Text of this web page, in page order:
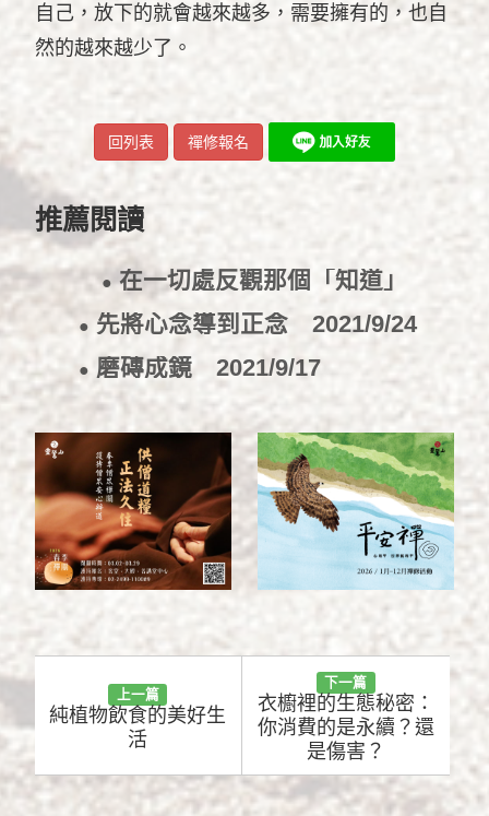
自己，放下的就會越來越多，需要擁有的，也自
然的越來越少了。
回列表 禪修報名
推薦閱讀
●在一切處反觀那個「知道」
2021/11/16
● 先將心念導到正念 2021/9/24
● 磨磚成鏡 2021/9/17
上一篇
純植物飲食的美好生
活
下一篇
衣櫥裡的生態秘密：
你消費的是永續？還
是傷害？